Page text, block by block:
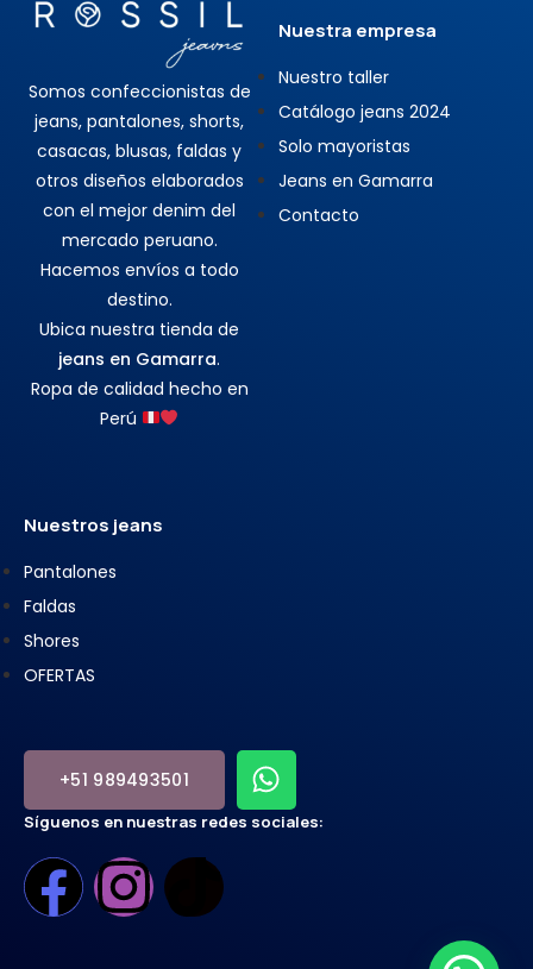
Somos confeccionistas de
jeans, pantalones, shorts,
casacas, blusas, faldas y
otros diseños elaborados
con el mejor denim del
mercado peruano.
Hacemos envíos a todo
destino.
Ubica nuestra tienda de
jeans en Gamarra.
Ropa de calidad hecho en
Perú
Nuestra empresa
Nuestro taller
Catálogo jeans 2024
Solo mayoristas
Jeans en Gamarra
Contacto
Nuestros jeans
Pantalones
Faldas
Shores
OFERTAS
+51 989493501
Síguenos en nuestras redes sociales: